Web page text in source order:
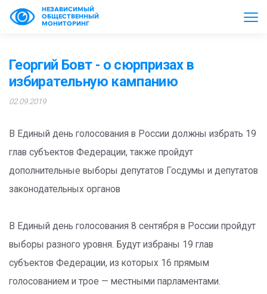
НЕЗАВИСИМЫЙ
ОБЩЕСТВЕННЫЙ
МОНИТОРИНГ
Георгий Бовт - о сюрпризах в
избирательную кампанию
02.09.2019
В Единый день голосования в России должны избрать 19
глав субъектов Федерации, также пройдут
дополнительные выборы депутатов Госдумы и депутатов
законодательных органов
В Единый день голосования 8 сентября в России пройдут
выборы разного уровня. Будут избраны 19 глав
субъектов Федерации, из которых 16 прямым
голосованием и трое — местными парламентами.